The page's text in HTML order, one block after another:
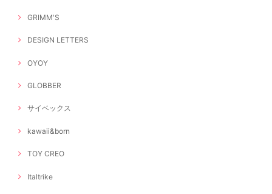
GRIMM'S
DESIGN LETTERS
OYOY
GLOBBER
サイベックス
kawaii&born
TOY CREO
Italtrike